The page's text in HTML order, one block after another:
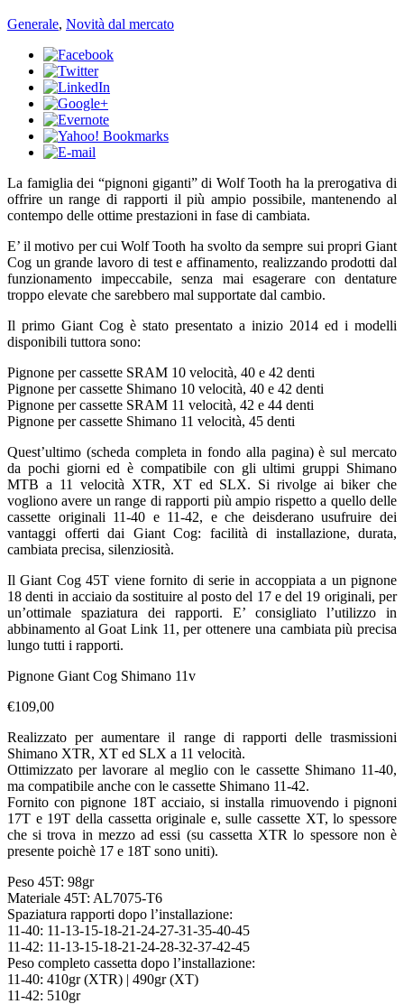
Generale, Novità dal mercato
La famiglia dei “pignoni giganti” di Wolf Tooth ha la prerogativa di
offrire un range di rapporti il più ampio possibile, mantenendo al
contempo delle ottime prestazioni in fase di cambiata.
E’ il motivo per cui Wolf Tooth ha svolto da sempre sui propri Giant
Cog un grande lavoro di test e affinamento, realizzando prodotti dal
funzionamento impeccabile, senza mai esagerare con dentature
troppo elevate che sarebbero mal supportate dal cambio.
Il primo Giant Cog è stato presentato a inizio 2014 ed i modelli
disponibili tuttora sono:
Pignone per cassette SRAM 10 velocità, 40 e 42 denti
Pignone per cassette Shimano 10 velocità, 40 e 42 denti
Pignone per cassette SRAM 11 velocità, 42 e 44 denti
Pignone per cassette Shimano 11 velocità, 45 denti
Quest’ultimo (scheda completa in fondo alla pagina) è sul mercato
da pochi giorni ed è compatibile con gli ultimi gruppi Shimano
MTB a 11 velocità XTR, XT ed SLX. Si rivolge ai biker che
vogliono avere un range di rapporti più ampio rispetto a quello delle
cassette originali 11-40 e 11-42, e che deisderano usufruire dei
vantaggi offerti dai Giant Cog: facilità di installazione, durata,
cambiata precisa, silenziosità.
Il Giant Cog 45T viene fornito di serie in accoppiata a un pignone
18 denti in acciaio da sostituire al posto del 17 e del 19 originali, per
un’ottimale spaziatura dei rapporti. E’ consigliato l’utilizzo in
abbinamento al Goat Link 11, per ottenere una cambiata più precisa
lungo tutti i rapporti.
Pignone Giant Cog Shimano 11v
€109,00
Realizzato per aumentare il range di rapporti delle trasmissioni
Shimano XTR, XT ed SLX a 11 velocità.
Ottimizzato per lavorare al meglio con le cassette Shimano 11-40,
ma compatibile anche con le cassette Shimano 11-42.
Fornito con pignone 18T acciaio, si installa rimuovendo i pignoni
17T e 19T della cassetta originale e, sulle cassette XT, lo spessore
che si trova in mezzo ad essi (su cassetta XTR lo spessore non è
presente poichè 17 e 18T sono uniti).
Peso 45T: 98gr
Materiale 45T: AL7075-T6
Spaziatura rapporti dopo l’installazione:
11-40: 11-13-15-18-21-24-27-31-35-40-45
11-42: 11-13-15-18-21-24-28-32-37-42-45
Peso completo cassetta dopo l’installazione:
11-40: 410gr (XTR) | 490gr (XT)
11-42: 510gr